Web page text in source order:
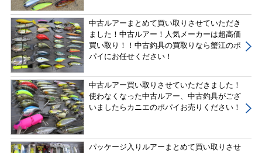
中古ルアーまとめて買い取りさせていただき
ました！中古ルアー！人気メーカーは超高価
買い取り！！中古釣具の買取りなら蟹江のポ
パイにお任せください！
中古ルアー買い取りさせていただきました！
使わなくなった中古ルアー、中古釣具がござ
いましたらカニエのポパイお売りください！
パッケージ入りルアーまとめて買い取りさせ